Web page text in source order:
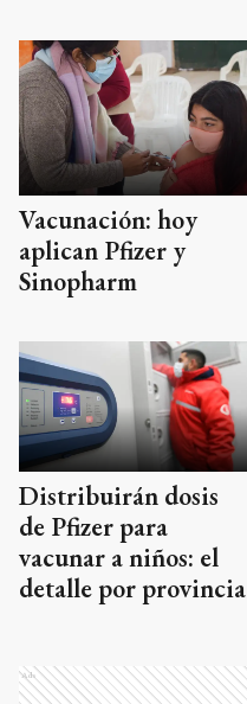
Vacunación: hoy
aplican Pfizer y
Sinopharm
Distribuirán dosis
de Pfizer para
vacunar a niños: el
detalle por provincia
Ads